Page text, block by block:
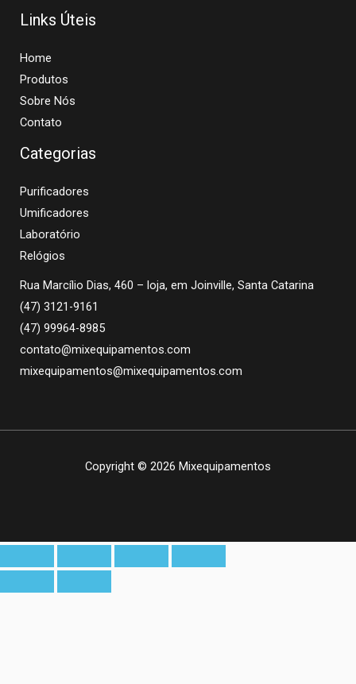
Links Úteis
Home
Produtos
Sobre Nós
Contato
Categorias
Purificadores
Umificadores
Laboratório
Relógios
Rua Marcílio Dias, 460 – loja, em Joinville, Santa Catarina
(47) 3121-9161
(47) 99964-8985
contato@mixequipamentos.com
mixequipamentos@mixequipamentos.com
Copyright © 2026 Mixequipamentos